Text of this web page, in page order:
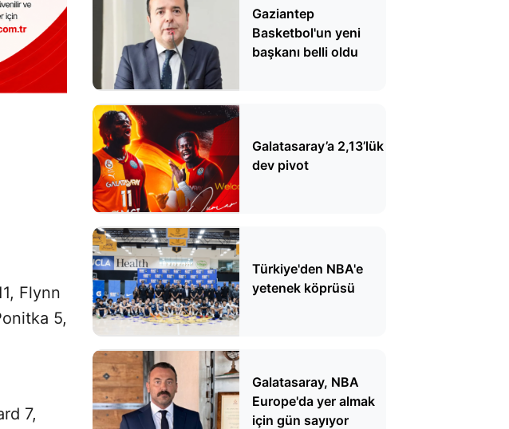
Flynn
5,
7,
Gaziantep
Basketbol'un yeni
başkanı belli oldu
Galatasaray’a 2,13’lük
dev pivot
Türkiye'den NBA'e
yetenek köprüsü
Galatasaray, NBA
Europe'da yer almak
için gün sayıyor